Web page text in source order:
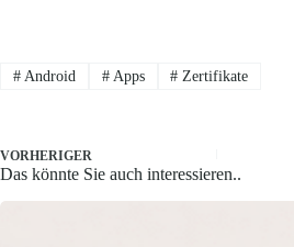
#Android #Apps # Zertifikate
VORHERIGER
Das könnte Sie auch interessieren..